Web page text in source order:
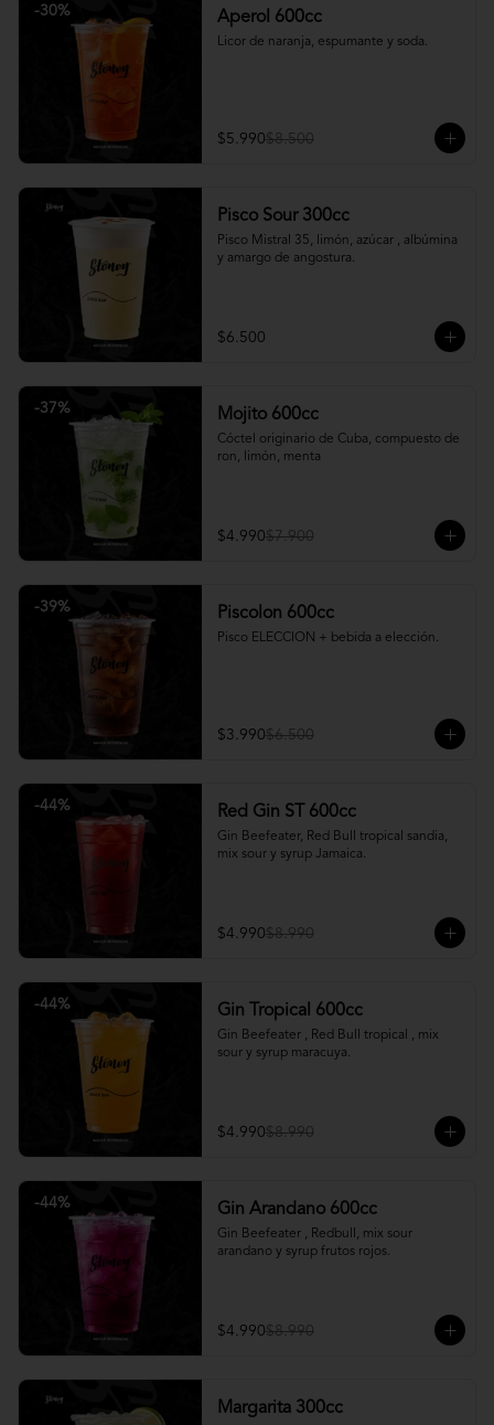
-30% Aperol 600cc
Licor de naranja, espumante y soda.
$5.990$8.500
Pisco Sour 300cc
Pisco Mistral 35, limón, azúcar , albúmina
y amargo de angostura.
$6.500
-37% Mojito 600cc
Cóctel originario de Cuba, compuesto de
ron, limón, menta
$4.990$7.900
-39% Piscolon 600cc
Pisco ELECCION + bebida a elección.
$3.990$6.500
-44% Red Gin ST 600cc
Gin Beefeater, Red Bull tropical sandia,
mix sour y syrup Jamaica.
$4.990$8.990
-44% Gin Tropical 600cc
Gin Beefeater , Red Bull tropical , mix
sour y syrup maracuya.
$4.990$8.990
-44% Gin Arandano 600cc
Gin Beefeater , Redbull, mix sour
arandano y syrup frutos rojos.
$4.990$8.990
Margarita 300cc